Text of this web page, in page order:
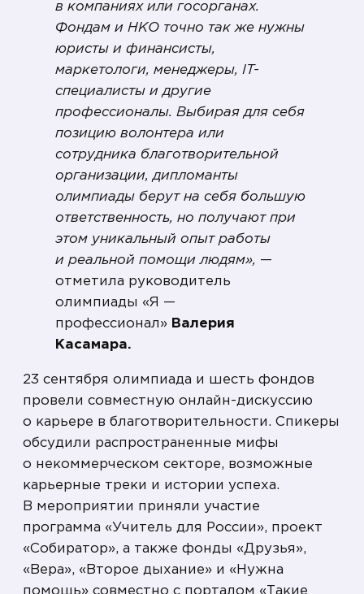
в компаниях или госорганах.
Фондам и НКО точно так же нужны
юристы и финансисты,
маркетологи, менеджеры, IT-
специалисты и другие
профессионалы. Выбирая для себя
позицию волонтера или
сотрудника благотворительной
организации, дипломанты
олимпиады берут на себя большую
ответственность, но получают при
этом уникальный опыт работы
и реальной помощи людям», —
отметила руководитель
олимпиады «Я —
профессионал» Валерия
Касамара.
23 сентября олимпиада и шесть фондов
провели совместную онлайн-дискуссию
о карьере в благотворительности. Спикеры
обсудили распространенные мифы
о некоммерческом секторе, возможные
карьерные треки и истории успеха.
В мероприятии приняли участие
программа «Учитель для России», проект
«Собиратор», а также фонды «Друзья»,
«Вера», «Второе дыхание» и «Нужна
помощь» совместно с порталом «Такие